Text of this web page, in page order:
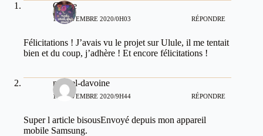
Céline
11 NOVEMBRE 2020/0H03 RÉPONDRE
Félicitations ! J’avais vu le projet sur Ulule, il me tentait
bien et du coup, j’adhère ! Et encore félicitations !
michel-davoine
11 NOVEMBRE 2020/9H44 RÉPONDRE
Super l article bisousEnvoyé depuis mon appareil
mobile Samsung.